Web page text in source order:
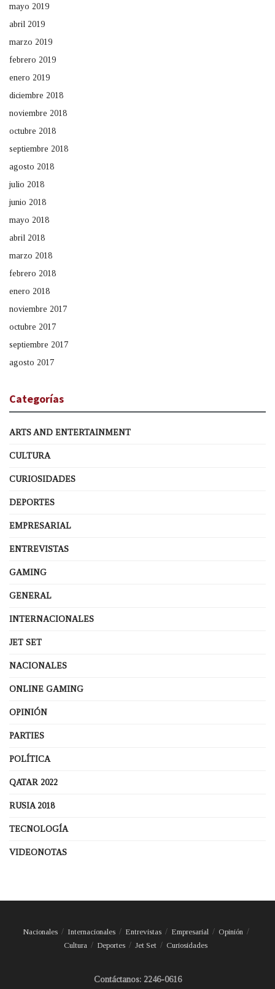
mayo 2019
abril 2019
marzo 2019
febrero 2019
enero 2019
diciembre 2018
noviembre 2018
octubre 2018
septiembre 2018
agosto 2018
julio 2018
junio 2018
mayo 2018
abril 2018
marzo 2018
febrero 2018
enero 2018
noviembre 2017
octubre 2017
septiembre 2017
agosto 2017
Categorías
ARTS AND ENTERTAINMENT
CULTURA
CURIOSIDADES
DEPORTES
EMPRESARIAL
ENTREVISTAS
GAMING
GENERAL
INTERNACIONALES
JET SET
NACIONALES
ONLINE GAMING
OPINIÓN
PARTIES
POLÍTICA
QATAR 2022
RUSIA 2018
TECNOLOGÍA
VIDEONOTAS
Nacionales Internacionales Entrevistas Empresarial
Opinión
Cultura
Deportes Jet Set Curiosidades
Contáctanos: 2246-0616